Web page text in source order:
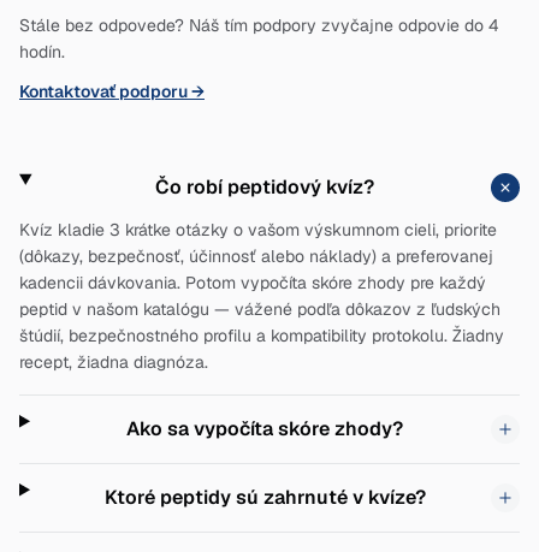
Stále bez odpovede? Náš tím podpory zvyčajne odpovie do 4
hodín.
Kontaktovať podporu→
Čo robí peptidový kvíz?
Kvíz kladie 3 krátke otázky o vašom výskumnom cieli, priorite
(dôkazy, bezpečnosť, účinnosť alebo náklady) a preferovanej
kadencii dávkovania. Potom vypočíta skóre zhody pre každý
peptid v našom katalógu — vážené podľa dôkazov z ľudských
štúdií, bezpečnostného profilu a kompatibility protokolu. Žiadny
recept, žiadna diagnóza.
Ako sa vypočíta skóre zhody?
Ktoré peptidy sú zahrnuté v kvíze?